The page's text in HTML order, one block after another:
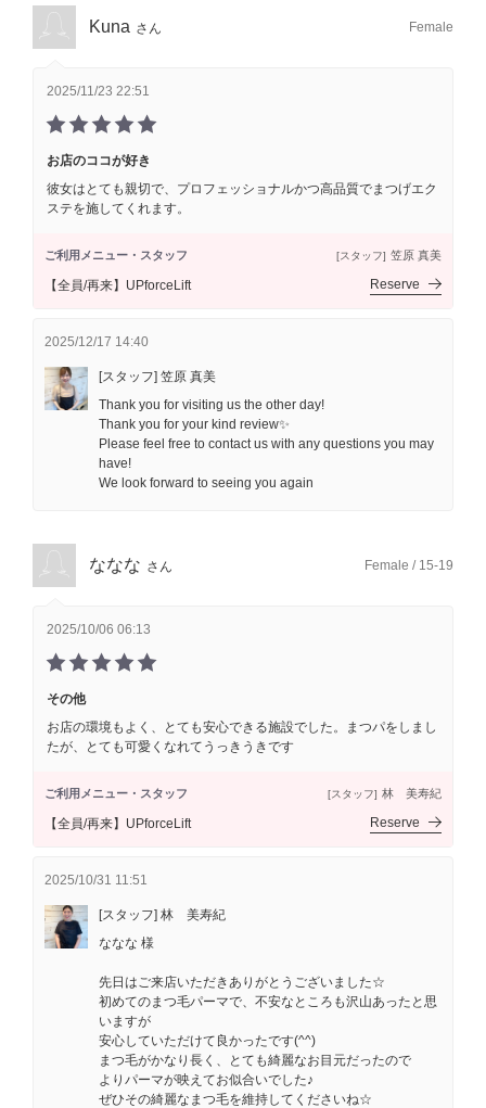
Kuna さん Female
2025/11/23 22:51
お店のココが好き
彼女はとても親切で、プロフェッショナルかつ高品質でまつげエク
ステを施してくれます。
ご利用メニュー・スタッフ [スタッフ] 笠原 真美
【全員/再来】UPforceLift Reserve
2025/12/17 14:40
[スタッフ] 笠原 真美
Thank you for visiting us the other day!
Thank you for your kind review✨
Please feel free to contact us with any questions you may
have!
We look forward to seeing you again
ななな さん Female / 15-19
2025/10/06 06:13
その他
お店の環境もよく、とても安心できる施設でした。まつパをしまし
たが、とても可愛くなれてうっきうきです
ご利用メニュー・スタッフ [スタッフ] 林 美寿紀
【全員/再来】UPforceLift Reserve
2025/10/31 11:51
[スタッフ] 林 美寿紀
ななな 様
先日はご来店いただきありがとうございました☆
初めてのまつ毛パーマで、不安なところも沢山あったと思
いますが
安心していただけて良かったです(^^)
まつ毛がかなり長く、とても綺麗なお目元だったので
よりパーマが映えてお似合いでした♪
ぜひその綺麗なまつ毛を維持してくださいね☆